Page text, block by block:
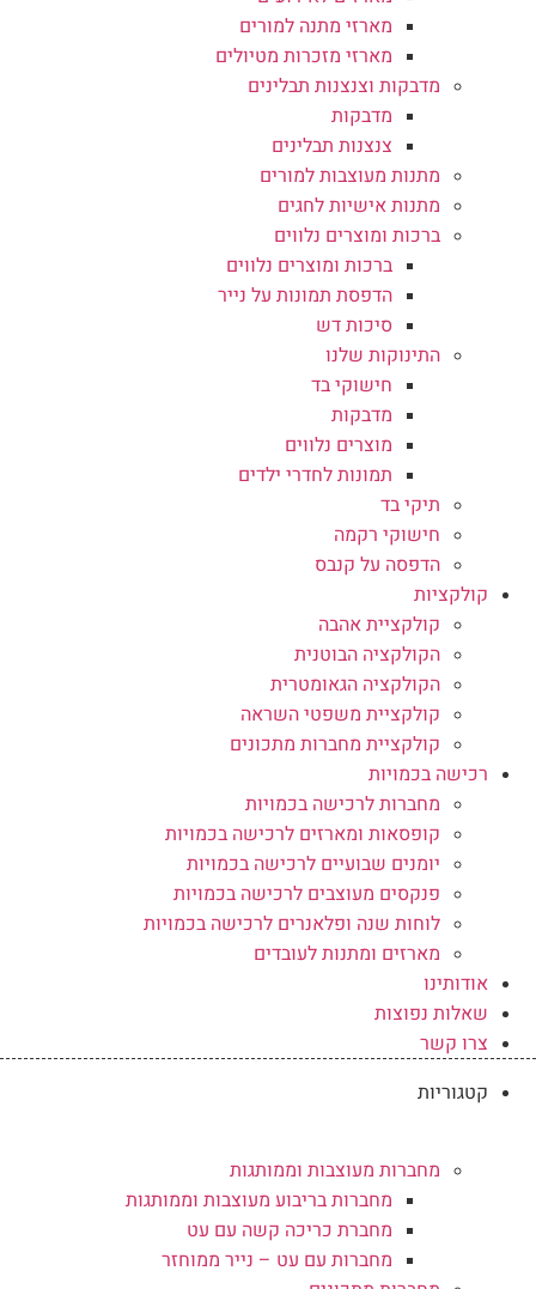
מארזי מתנה למורים
מארזי מזכרות מטיולים
מדבקות וצנצנות תבלינים
מדבקות
צנצנות תבלינים
מתנות מעוצבות למורים
מתנות אישיות לחגים
ברכות ומוצרים נלווים
ברכות ומוצרים נלווים
הדפסת תמונות על נייר
סיכות דש
התינוקות שלנו
חישוקי בד
מדבקות
מוצרים נלווים
תמונות לחדרי ילדים
תיקי בד
חישוקי רקמה
הדפסה על קנבס
קולקציות
קולקציית אהבה
הקולקציה הבוטנית
הקולקציה הגאומטרית
קולקציית משפטי השראה
קולקציית מחברות מתכונים
רכישה בכמויות
מחברות לרכישה בכמויות
קופסאות ומארזים לרכישה בכמויות
יומנים שבועיים לרכישה בכמויות
פנקסים מעוצבים לרכישה בכמויות
לוחות שנה ופלאנרים לרכישה בכמויות
מארזים ומתנות לעובדים
אודותינו
שאלות נפוצות
צרו קשר
קטגוריות
מחברות מעוצבות וממותגות
מחברות בריבוע מעוצבות וממותגות
מחברת כריכה קשה עם עט
מחברות עם עט – נייר ממוחזר